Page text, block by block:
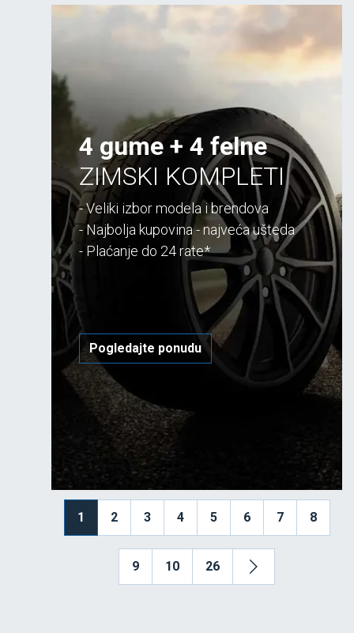
4 gume + 4 felne
ZIMSKI KOMPLETI
- Veliki izbor modela i brendova
- Najbolja kupovina - najveća ušteda
- Plaćanje do 24 rate*
Pogledajte ponudu
1 2 3 4 5 6 7 8
9 10 26